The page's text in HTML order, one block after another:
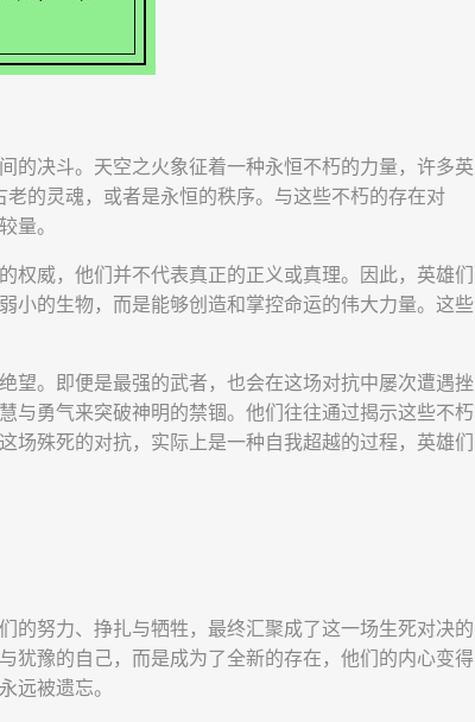
的决斗。天空之火象征着一种永恒不朽的力量，许多英
的灵魂，或者是永恒的秩序。与这些不朽的存在对
量。
权威，他们并不代表真正的正义或真理。因此，英雄们
小的生物，而是能够创造和掌控命运的伟大力量。这些
望。即便是最强的武者，也会在这场对抗中屡次遭遇挫
与勇气来突破神明的禁锢。他们往往通过揭示这些不朽
场殊死的对抗，实际上是一种自我超越的过程，英雄们
的努力、挣扎与牺牲，最终汇聚成了这一场生死对决的
犹豫的自己，而是成为了全新的存在，他们的内心变得
远被遗忘。